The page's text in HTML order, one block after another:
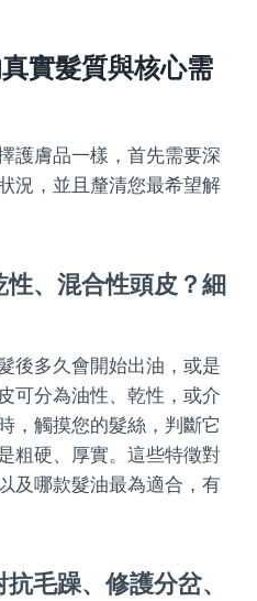
實髮質與核心需
護膚品一樣，首先需要深
況，並且釐清您最希望解
、混合性頭皮？細
後多久會開始出油，或是
可分為油性、乾性，或介
，觸摸您的髮絲，判斷它
粗硬、厚實。這些特徵對
及哪款髮油最為適合，有
毛躁、修護分岔、